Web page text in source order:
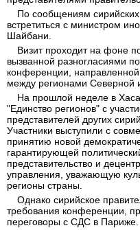
По сообщениям
встретиться с министром
Шайбани.
Визит проходит на фоне
вызванной разногласиями
конференции,
между регионами Северной
На прошлой неделе в
"Единство регионов" с
представителей других
Участники выступили с
принятию новой
гарантирующей
представительство и
управления, уважающую
регионы страны.
Однако сирийское
требования конференции,
переговоры с СДС в Париже.